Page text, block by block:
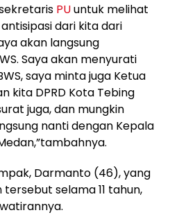
PUuntuk melihat
dari kita dari
akan langsung
Saya akan menyurati
saya minta juga Ketua
kita DPRD Kota Tebing
juga, dan mungkin
nanti dengan Kepala
Darmanto (46), yang
selama 11 tahun,